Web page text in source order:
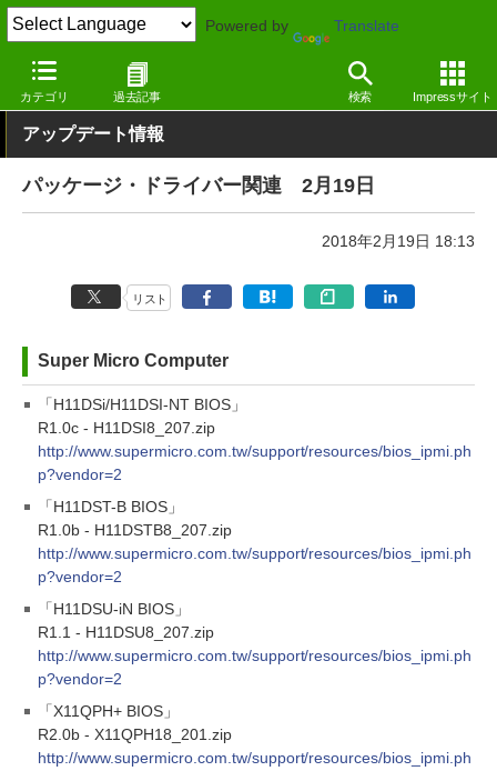
Powered by Translate
カテゴリ 過去記事 検索 Impressサイト
窓の杜 その他の話題 アップデート
アップデート情報
パッケージ・ドライバー関連 2月19日
2018年2月19日 18:13
リスト
Super Micro Computer
「H11DSi/H11DSI-NT BIOS」
R1.0c - H11DSI8_207.zip
http://www.supermicro.com.tw/support/resources/bios_ipmi.ph
p?vendor=2
「H11DST-B BIOS」
R1.0b - H11DSTB8_207.zip
http://www.supermicro.com.tw/support/resources/bios_ipmi.ph
p?vendor=2
「H11DSU-iN BIOS」
R1.1 - H11DSU8_207.zip
http://www.supermicro.com.tw/support/resources/bios_ipmi.ph
p?vendor=2
「X11QPH+ BIOS」
R2.0b - X11QPH18_201.zip
http://www.supermicro.com.tw/support/resources/bios_ipmi.ph